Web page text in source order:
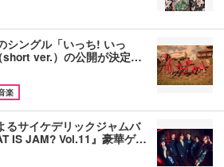
シングル「いっち! いっ
short ver.）の公開が決定…
楽
るサイケデリックジャムバ
IS JAM? Vol.11』豪華ゲ…